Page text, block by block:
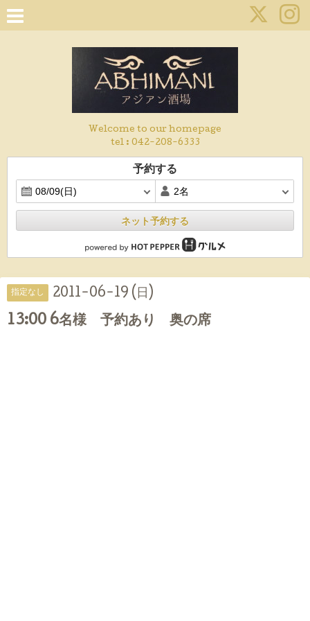
Welcome to our homepage
tel : 042-208-6333
予約する
ネット予約する
指定なし 2011-06-19 (日)
13:00 6名様 予約あり 奥の席